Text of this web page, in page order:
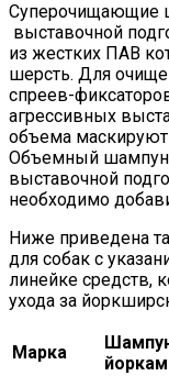
Суперочищающие
выставочной
из жестких ПАВ
шерсть. Для
спреев-
агрессивных
объема
Объемный
выставочной
необходимо
Ниже приведена
для собак с
линейке средств,
ухода за
Марка
йоркам